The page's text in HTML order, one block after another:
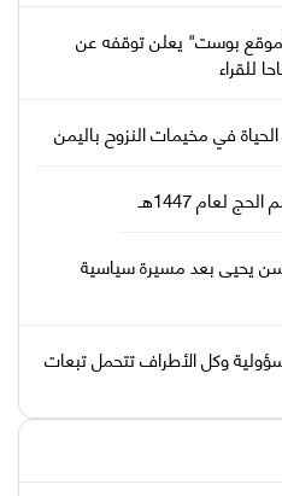
بوست" يعلن توقفه عن
للقراء
في مخيمات النزوح باليمن
لعام 1447هـ
يحيى بعد مسيرة سياسية
وكل الأطراف تتحمل تبعات